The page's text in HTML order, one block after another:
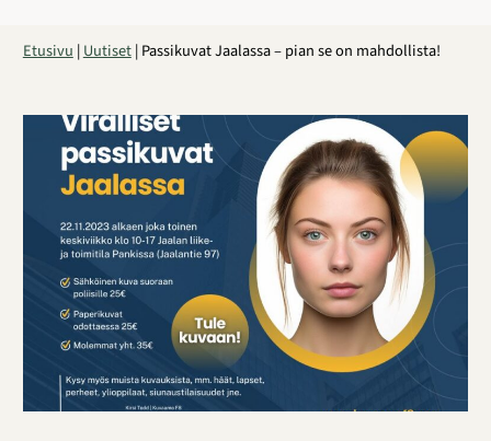
Etusivu|Uutiset|Passikuvat Jaalassa – pian se on mahdollista!